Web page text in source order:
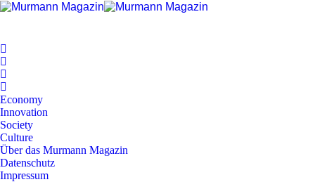
Economy
Innovation
Society
Culture
Über das Murmann Magazin
Datenschutz
Impressum